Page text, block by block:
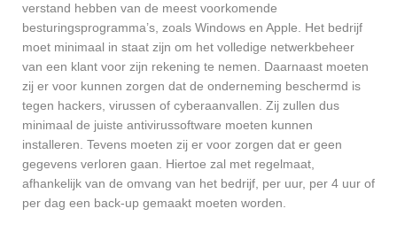
verstand hebben van de meest voorkomende
besturingsprogramma’s, zoals Windows en Apple. Het bedrijf
moet minimaal in staat zijn om het volledige netwerkbeheer
van een klant voor zijn rekening te nemen. Daarnaast moeten
zij er voor kunnen zorgen dat de onderneming beschermd is
tegen hackers, virussen of cyberaanvallen. Zij zullen dus
minimaal de juiste antivirussoftware moeten kunnen
installeren. Tevens moeten zij er voor zorgen dat er geen
gegevens verloren gaan. Hiertoe zal met regelmaat,
afhankelijk van de omvang van het bedrijf, per uur, per 4 uur of
per dag een back-up gemaakt moeten worden.